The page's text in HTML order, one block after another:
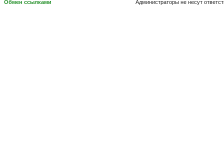
Администраторы не несут
Обмен ссылками